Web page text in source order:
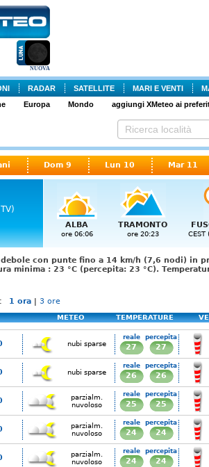
NUOVA
RADAR SATELLITE MARI E VENTI
Europa Mondo aggiungi XMeteo ai
Dom 9 Lun 10 Mar 11
ALBA
ore 06:06
TRAMONTO
ore 20:23 CEST
con punte fino a 14 km/h (7,6 nodi) in
minima : 23 °C (percepita: 23 °C).
1 ora | 3 ore
METEO TEMPERATURE
nubi sparse
reale
27
percepita
27
nubi sparse
reale
26
percepita
26
parzialm.
nuvoloso
reale
25
percepita
25
parzialm.
nuvoloso
reale
24
percepita
24
parzialm.
nuvoloso
reale
24
percepita
24